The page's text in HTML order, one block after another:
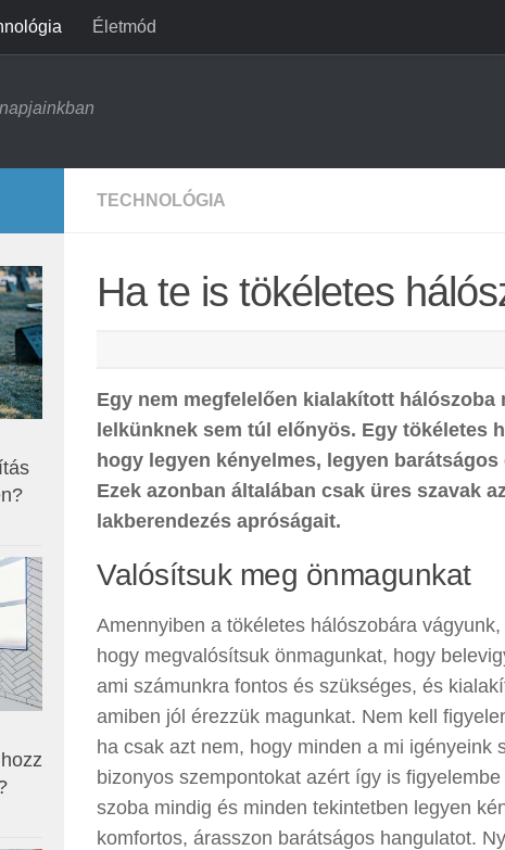
Életmód
TECHNOLÓGIA
Ha te is tökéletes
Egy nem megfelelően kialakított hálószoba
lelkünknek sem túl előnyös. Egy tökéletes
hogy legyen kényelmes, legyen
Ezek azonban általában csak üres szavak
lakberendezés apróságait.
Valósítsuk meg önmagunkat
Amennyiben a tökéletes hálószobára
hogy megvalósítsuk önmagunkat, hogy
ami számunkra fontos és szükséges, és
amiben jól érezzük magunkat. Nem kell
ha csak azt nem, hogy minden a mi igényeink
bizonyos szempontokat azért így is
szoba mindig és minden tekintetben legyen
komfortos, árasszon barátságos hangulatot.